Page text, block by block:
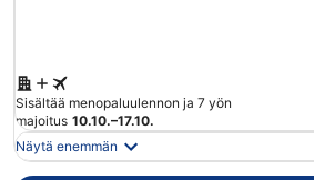
Sisältää menopaluulennon ja 7 yön
majoitus 10.10.–17.10.
Näytä enemmän